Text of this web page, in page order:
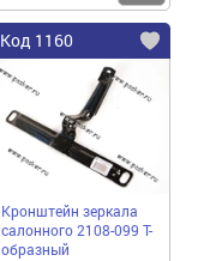
Код 1160
Кронштейн зеркала
салонного 2108-099 Т-
образный